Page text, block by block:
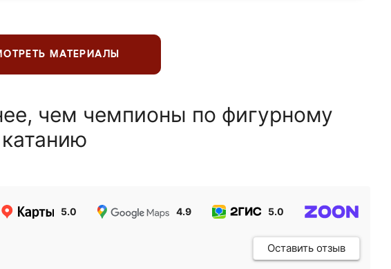
МАТЕРИАЛЫ
чем чемпионы по фигурному
катанию
5.0 4.9 5.0
Оставить отзыв